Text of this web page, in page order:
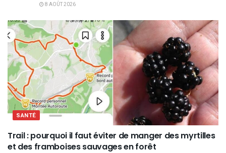
8 AOÛT 2026
SANTÉ
Trail : pourquoi il faut éviter de manger des myrtilles
et des framboises sauvages en forêt